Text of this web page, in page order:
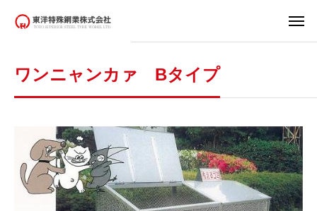
ワンニャンカァ Bタイプ